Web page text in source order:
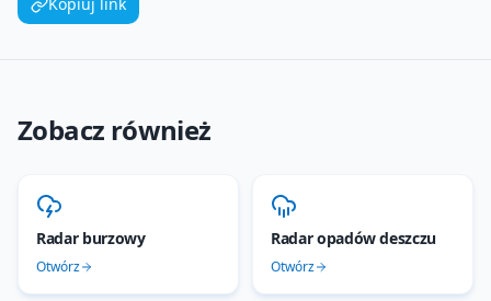
Zobacz również
Radar burzowy
Otwórz
Radar opadów deszczu
Otwórz